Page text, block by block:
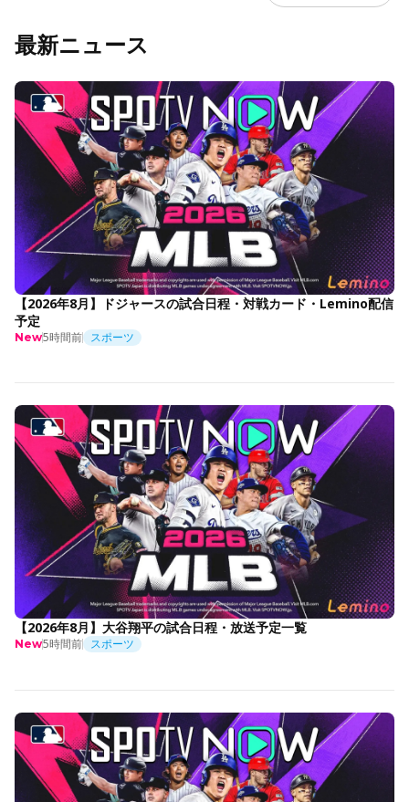
最新ニュース
【2026年8月】ドジャースの試合日程・対戦カード・Lemino配信
予定
New5時間前 スポーツ
【2026年8月】大谷翔平の試合日程・放送予定一覧
New5時間前 スポーツ